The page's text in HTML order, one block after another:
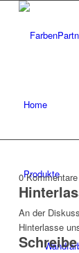
Home
Produkte
0 Kommentare
An der
Hinterlasse